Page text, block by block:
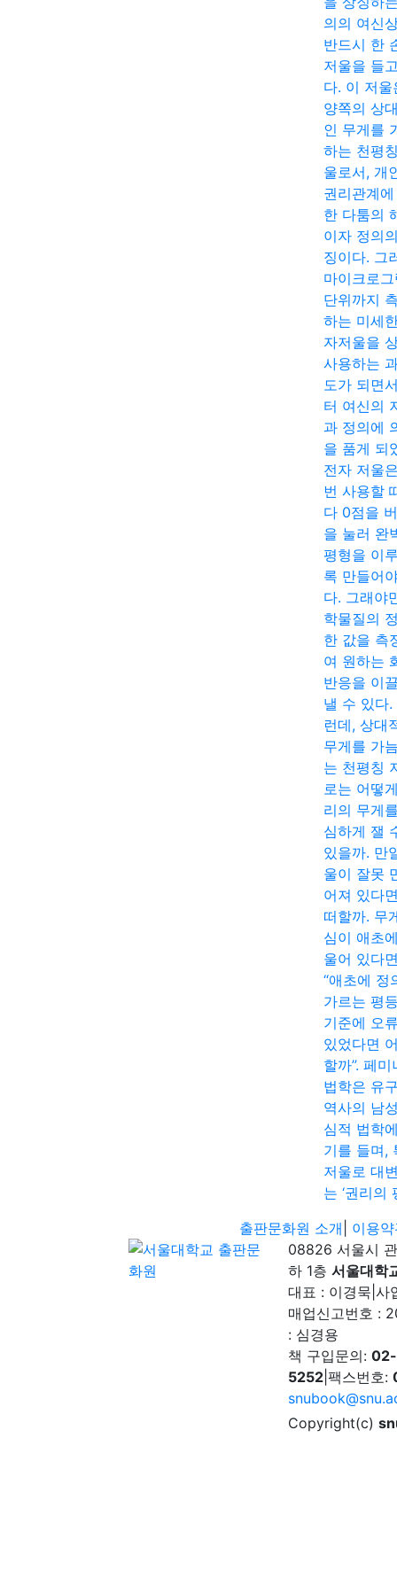
의의 여신
반드시 한
저울을 들
다. 이 저울
양쪽의 상
인 무게를
하는 천평
울로서, 개
권리관계
한 다툼의
이자 정의
징이다. 그
마이크로
단위까지
하는 미세
자저울을
사용하는
도가 되면
터 여신의
과 정의에
을 품게 되
전자 저울
번 사용할
다 0점을
을 눌러 완
평형을 이
록 만들어
다. 그래야
학물질의
한 값을 측
여 원하는
반응을 이
낼 수 있다.
런데, 상대
무게를 가
는 천평칭
로는 어떻
리의 무게
심하게 잴
있을까. 만
울이 잘못
어져 있다
떠할까. 무
심이 애초
울어 있다
“애초에 정
가르는 평
기준에 오
있었다면
할까”. 페미
법학은 유
역사의 남
심적 법학
기를 들며,
저울로 대
는 ‘권리의
출판문화원 소개
이용
08826 서울시
하 1층 서울대학
대표 : 이경묵 사
매업신고번호 :
: 심경용
책 구입문의:
5252 팩스번호:
Copyright(c)